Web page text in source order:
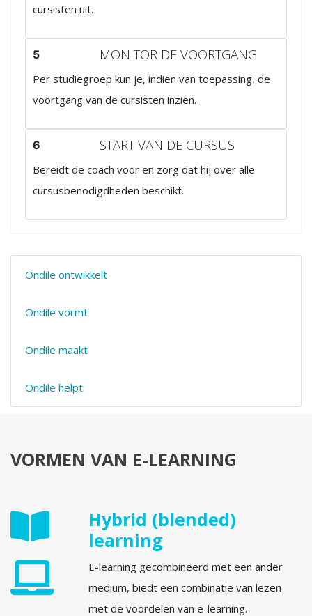
cursisten uit.
5 MONITOR DE VOORTGANG
Per studiegroep kun je, indien van toepassing, de
voortgang van de cursisten inzien.
6 START VAN DE CURSUS
Bereidt de coach voor en zorg dat hij over alle
cursusbenodigdheden beschikt.
Ondile ontwikkelt
Ondile vormt
Ondile maakt
Ondile helpt
VORMEN VAN E-LEARNING
Hybrid (blended)
learning
E-learning gecombineerd met een ander
medium, biedt een combinatie van lezen
met de voordelen van e-learning.